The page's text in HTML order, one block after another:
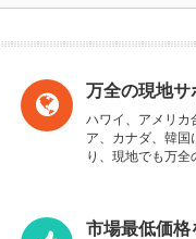
万全の現地サ
ハワイ、アメリカ
ア、カナダ、韓国
り、現地でも万全
市場最低価